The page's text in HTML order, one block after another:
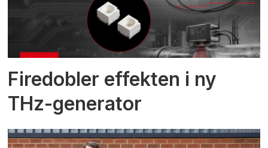
Firedobler effekten i ny
THz-generator